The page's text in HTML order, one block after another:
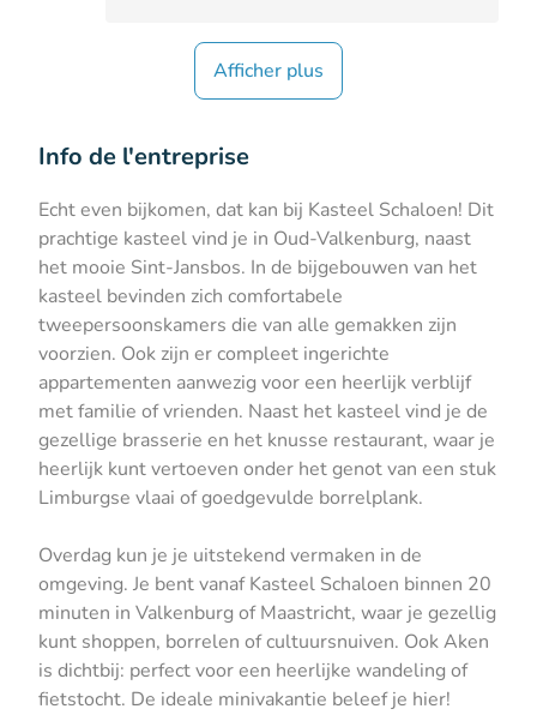
Afficher plus
Info de l'entreprise
Echt even bijkomen, dat kan bij Kasteel Schaloen! Dit
prachtige kasteel vind je in Oud-Valkenburg, naast
het mooie Sint-Jansbos. In de bijgebouwen van het
kasteel bevinden zich comfortabele
tweepersoonskamers die van alle gemakken zijn
voorzien. Ook zijn er compleet ingerichte
appartementen aanwezig voor een heerlijk verblijf
met familie of vrienden. Naast het kasteel vind je de
gezellige brasserie en het knusse restaurant, waar je
heerlijk kunt vertoeven onder het genot van een stuk
Limburgse vlaai of goedgevulde borrelplank.
Overdag kun je je uitstekend vermaken in de
omgeving. Je bent vanaf Kasteel Schaloen binnen 20
minuten in Valkenburg of Maastricht, waar je gezellig
kunt shoppen, borrelen of cultuursnuiven. Ook Aken
is dichtbij: perfect voor een heerlijke wandeling of
fietstocht. De ideale minivakantie beleef je hier!